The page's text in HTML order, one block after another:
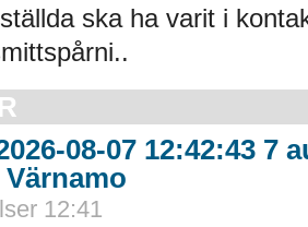
ska ha varit i
08-07 12:42:43 7
12:41